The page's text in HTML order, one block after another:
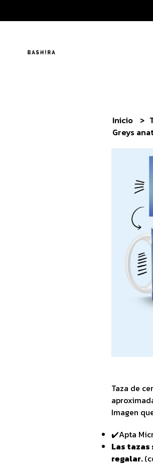
Inicio
Greys
Taza de
Imagen
✔️Apta
Las
regalar.